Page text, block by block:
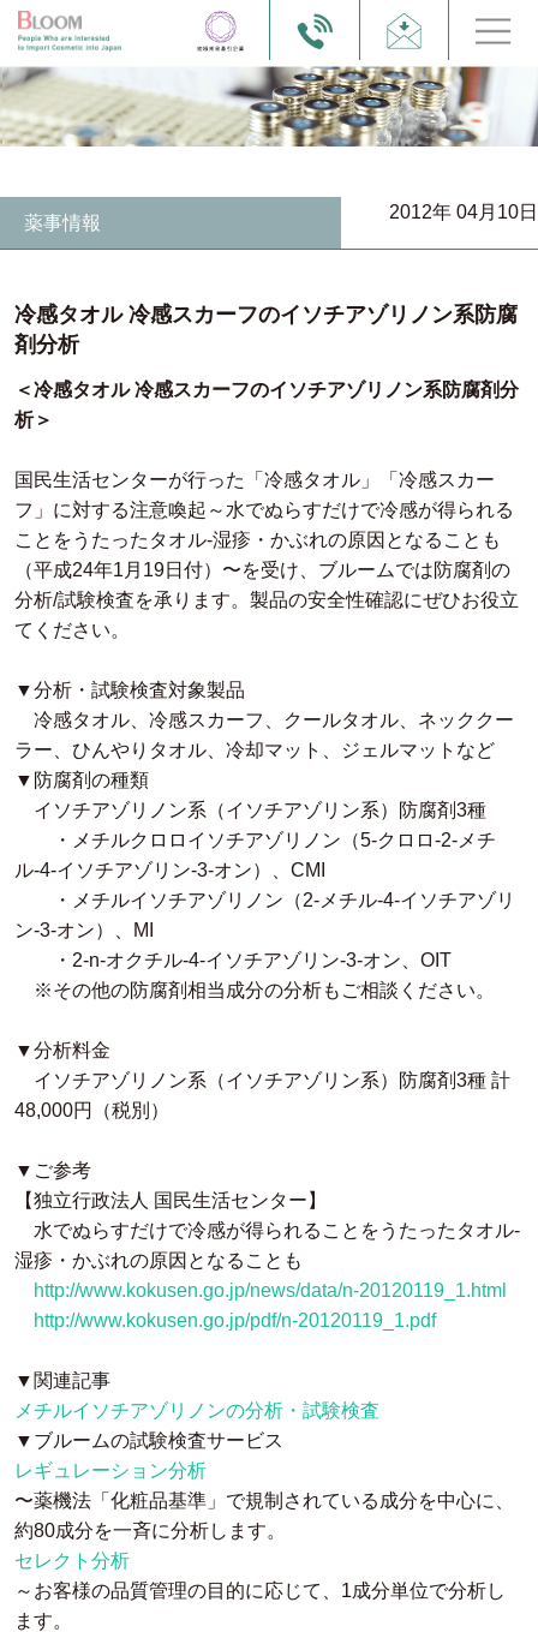
薬事情報
2012年 04月10日
冷感タオル 冷感スカーフのイソチアゾリノン系防腐
剤分析
＜冷感タオル 冷感スカーフのイソチアゾリノン系防腐剤分
析＞
国民生活センターが行った「冷感タオル」「冷感スカー
フ」に対する注意喚起～水でぬらすだけで冷感が得られる
ことをうたったタオル-湿疹・かぶれの原因となることも
（平成24年1月19日付）〜を受け、ブルームでは防腐剤の
分析/試験検査を承ります。製品の安全性確認にぜひお役立
てください。
▼分析・試験検査対象製品
冷感タオル、冷感スカーフ、クールタオル、ネッククー
ラー、ひんやりタオル、冷却マット、
ジェルマット など
▼防腐剤の種類
イソチアゾリノン系（イソチアゾリン系）防腐剤3種
・メチルクロロイソチアゾリノン（5-クロロ-2-メチ
ル-4-イソチアゾリン-3-オン）、CMI
・メチルイソチアゾリノン（2-メチル-4-イソチアゾリ
ン-3-オン）、MI
・2-n-オクチル-4-イソチアゾリン-3-オン、OIT
※その他の防腐剤相当成分の分析もご相談ください。
▼分析料金
イソチアゾリノン系（イソチアゾリン系）防腐剤3種 計
48,000円（税別）
▼ご参考
【独立行政法人 国民生活センター】
水でぬらすだけで冷感が得られることをうたったタオル-
湿疹・かぶれの原因となることも
http://www.kokusen.go.jp/news/data/n-20120119_1.html
http://www.kokusen.go.jp/pdf/n-20120119_1.pdf
▼関連記事
メチルイソチアゾリノンの分析・試験検査
▼ブルームの試験検査サービス
レギュレーション分析
〜薬機法「化粧品基準」で規制されている成分を中心に、
約80成分を一斉に分析します。
セレクト分析
～お客様の品質管理の目的に応じて、1成分単位で分析し
ます。